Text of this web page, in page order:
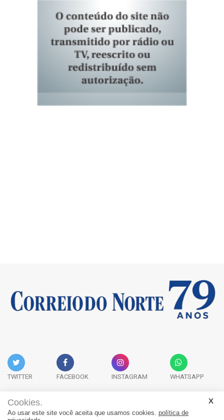
TWITTER FACEBOOK INSTAGRAM WHATSAPP
Acervo Digital Fale Conosco Quem Somos
Cookies.
Ao usar este site você aceita que usamos cookies. política de